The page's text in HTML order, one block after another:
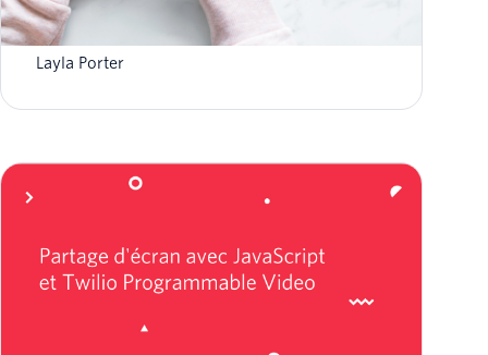
Envoyer un message multimédia WhatsApp
avec C# en 30 secondes
Layla Porter